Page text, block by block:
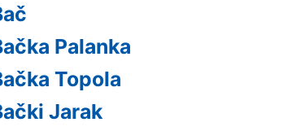
Palanka
Topola
Jarak